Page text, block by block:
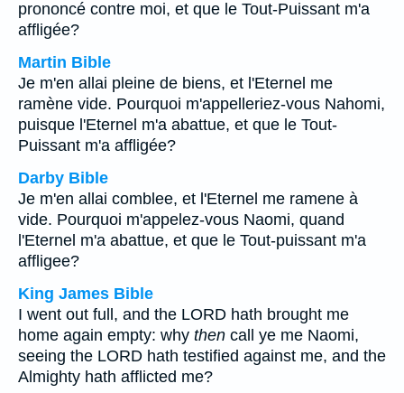
prononcé contre moi, et que le Tout-Puissant m'a
affligée?
Martin Bible
Je m'en allai pleine de biens, et l'Eternel me
ramène vide. Pourquoi m'appelleriez-vous Nahomi,
puisque l'Eternel m'a abattue, et que le Tout-
Puissant m'a affligée?
Darby Bible
Je m'en allai comblee, et l'Eternel me ramene à
vide. Pourquoi m'appelez-vous Naomi, quand
l'Eternel m'a abattue, et que le Tout-puissant m'a
affligee?
King James Bible
I went out full, and the LORD hath brought me
home again empty: why then call ye me Naomi,
seeing the LORD hath testified against me, and the
Almighty hath afflicted me?